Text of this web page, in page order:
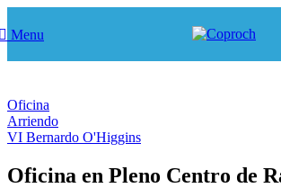
Menu
Oficina
Arriendo
VI Bernardo O'Higgins
Oficina en Pleno Centro de